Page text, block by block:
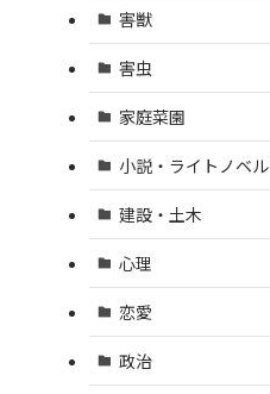
害獣
害虫
家庭菜園
小説・ライトノベル
建設・土木
心理
恋愛
政治